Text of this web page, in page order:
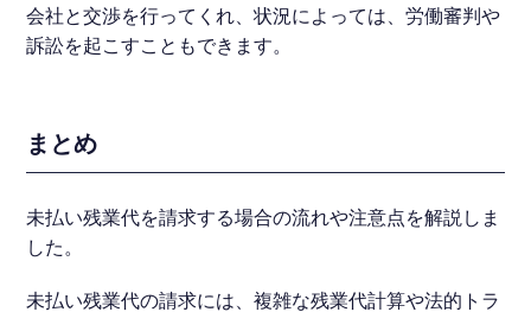
会社と交渉を行ってくれ、状況によっては、労働審判や
訴訟を起こすこともできます。
まとめ
未払い残業代を請求する場合の流れや注意点を解説しま
した。
未払い残業代の請求には、複雑な残業代計算や法的トラ